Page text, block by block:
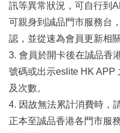
訊等異常狀況，可自行到
可親身到誠品門市服務台
認，並從速為會員更新相關
3. 會員於開卡後在誠品香
號碼或出示eslite HK APP
及次數。
4. 因故無法累計消費時，
正本至誠品香港各門市服